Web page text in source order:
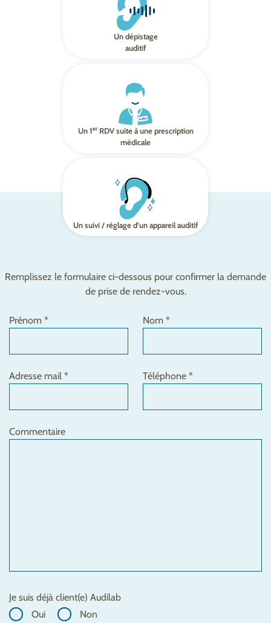
Un dépistage
auditif
Un 1erRDV suite à une prescription
médicale
Un suivi / réglage d’un appareil auditif
Remplissez le formulaire ci-dessous pour confirmer la demande
de prise de rendez-vous.
Prénom * Nom *
Adresse mail * Téléphone *
Commentaire
Je suis déjà client(e) Audilab
Oui
Non